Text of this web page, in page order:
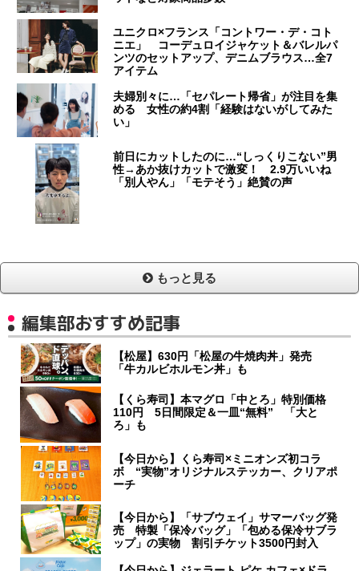
ユニクロ×フランス「コントワー・デ・コト
ニエ」 コーデュロイジャケット＆バレルパ
ンツのセットアップ、デニムブラウス…全7
アイテム
夫婦別々に…「セパレート帰省」が注目を集
める 女性の約4割「経験はないがしてみた
い」
前日にカットしたのに…“しっくりこない”男
性→あか抜けカットで激変！ 2.9万いいね
「別人やん」「モテそう」絶賛の声
もっと見る
編集部おすすめ記事
【松屋】630円「松屋の牛焼肉丼」発売
「牛カルビホルモン丼」も
【くら寿司】本マグロ「中とろ」特別価格
110円 5日間限定＆一皿“無料” 「大と
ろ」も
【今日から】くら寿司×ミニオンズ初コラ
ボ “実物”オリジナルステッカー、クリアポ
ーチ
【今日から】「サブウェイ」サマーバッグ発
売 特製「保冷バッグ」「包める保冷サブラ
ップ」の実物 割引チケット3500円封入